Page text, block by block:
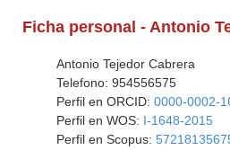
Ficha personal - Antonio
Antonio Tejedor Cabrera
Telefono: 954556575
Perfil en ORCID: 0000-0002-
Perfil en WOS: I-1648-2015
Perfil en Scopus: